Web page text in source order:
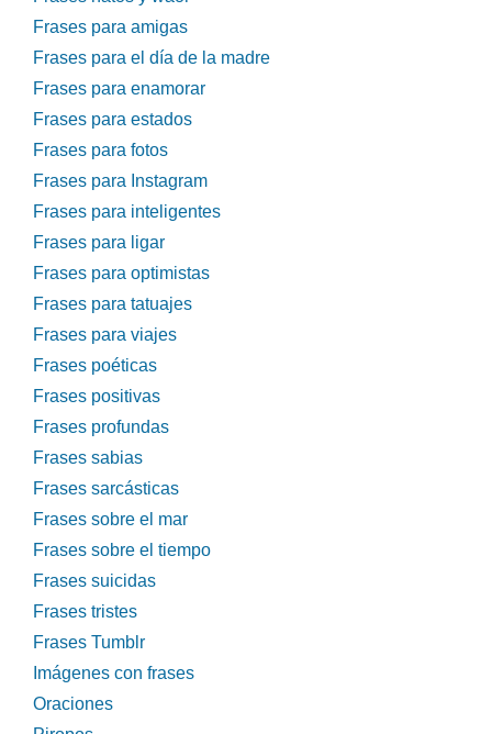
Frases para amigas
Frases para el día de la madre
Frases para enamorar
Frases para estados
Frases para fotos
Frases para Instagram
Frases para inteligentes
Frases para ligar
Frases para optimistas
Frases para tatuajes
Frases para viajes
Frases poéticas
Frases positivas
Frases profundas
Frases sabias
Frases sarcásticas
Frases sobre el mar
Frases sobre el tiempo
Frases suicidas
Frases tristes
Frases Tumblr
Imágenes con frases
Oraciones